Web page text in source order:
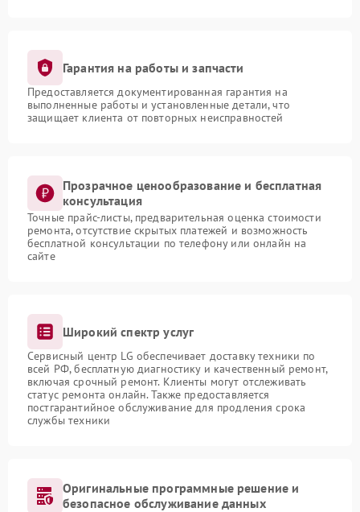
Гарантия на работы и запчасти
Предоставляется документированная гарантия на
выполненные работы и установленные детали, что
защищает клиента от повторных неисправностей
Прозрачное ценообразование и бесплатная
консультация
Точные прайс-листы, предварительная оценка стоимости
ремонта, отсутствие скрытых платежей и возможность
бесплатной консультации по телефону или онлайн на
сайте
Широкий спектр услуг
Сервисный центр LG обеспечивает доставку техники по
всей РФ, бесплатную диагностику и качественный ремонт,
включая срочный ремонт. Клиенты могут отслеживать
статус ремонта онлайн. Также предоставляется
постгарантийное обслуживание для продления срока
службы техники
Оригинальные программные решение и
безопасное обслуживание данных